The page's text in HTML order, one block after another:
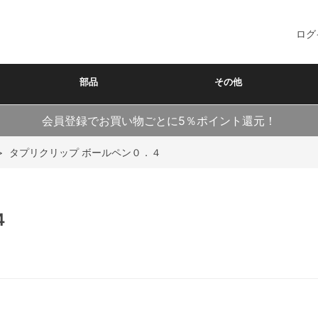
ロ
部品 その他
会員登録でお買い物ごとに5％ポイント還元！
タプリクリップ ボールペン０．４